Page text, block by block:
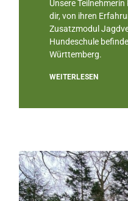
Unsere
dir, von ihren
Zusatzmodul
Hundeschule
Württemberg.
WEITERLESEN